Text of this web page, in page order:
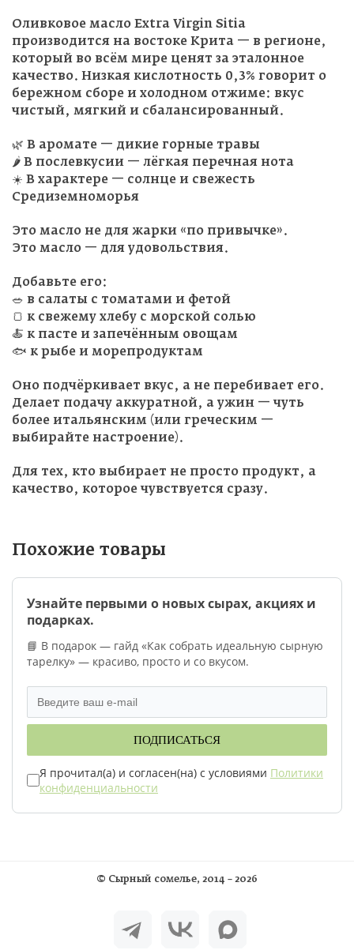
Оливковое масло Extra Virgin Sitia
производится на востоке Крита — в регионе,
который во всём мире ценят за эталонное
качество. Низкая кислотность 0,3% говорит о
бережном сборе и холодном отжиме: вкус
чистый, мягкий и сбалансированный.
🌿 В аромате — дикие горные травы
🌶 В послевкусии — лёгкая перечная нота
☀️ В характере — солнце и свежесть
Средиземноморья
Это масло не для жарки «по привычке».
Это масло — для удовольствия.
Добавьте его:
🥗 в салаты с томатами и фетой
🍞 к свежему хлебу с морской солью
🍝 к пасте и запечённым овощам
🐟 к рыбе и морепродуктам
Оно подчёркивает вкус, а не перебивает его.
Делает подачу аккуратной, а ужин — чуть
более итальянским (или греческим —
выбирайте настроение).
Для тех, кто выбирает не просто продукт, а
качество, которое чувствуется сразу.
Похожие товары
Узнайте первыми о новых сырах, акциях и
подарках.
📘 В подарок — гайд «Как собрать идеальную сырную
тарелку» — красиво, просто и со вкусом.
ПОДПИСАТЬСЯ
Я прочитал(а) и согласен(на) с условиями Политики
конфиденциальности
© Сырный сомелье, 2014 – 2026